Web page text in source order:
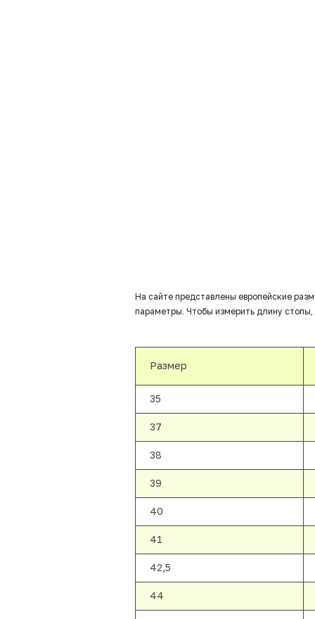
На сайте представлены европейские
параметры. Чтобы измерить длину стопы,
Размер
35
37
38
39
40
41
42,5
44